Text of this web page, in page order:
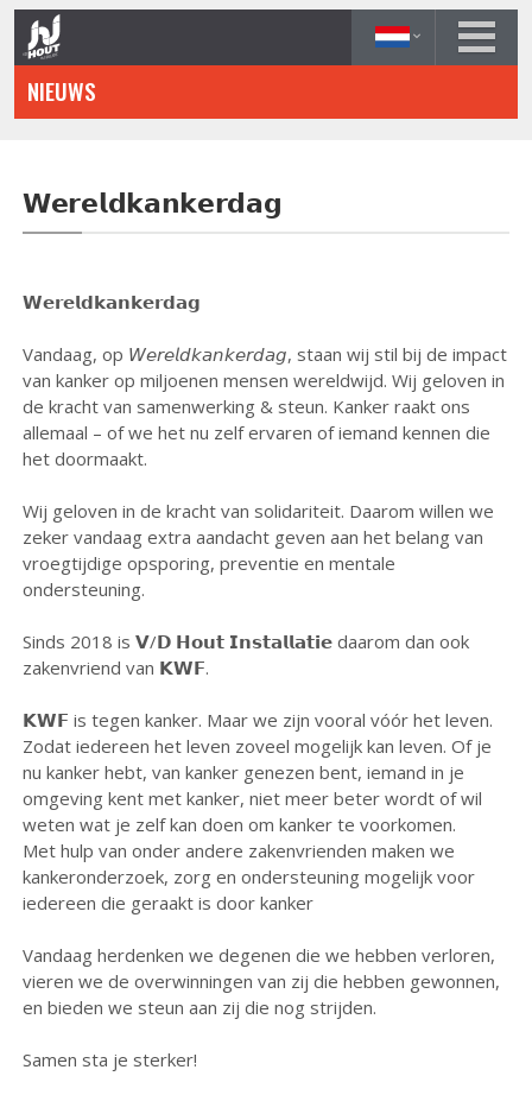
Overslaan
naar
inhoud
NIEUWS
𝗪𝗲𝗿𝗲𝗹𝗱𝗸𝗮𝗻𝗸𝗲𝗿𝗱𝗮𝗴
𝗪𝗲𝗿𝗲𝗹𝗱𝗸𝗮𝗻𝗸𝗲𝗿𝗱𝗮𝗴
Vandaag, op 𝘞𝘦𝘳𝘦𝘭𝘥𝘬𝘢𝘯𝘬𝘦𝘳𝘥𝘢𝘨, staan wij stil bij de impact
van kanker op miljoenen mensen wereldwijd. Wij geloven in
de kracht van samenwerking & steun. Kanker raakt ons
allemaal – of we het nu zelf ervaren of iemand kennen die
het doormaakt.
Wij geloven in de kracht van solidariteit. Daarom willen we
zeker vandaag extra aandacht geven aan het belang van
vroegtijdige opsporing, preventie en mentale
ondersteuning.
Sinds 2018 is 𝗩/𝗗 𝗛𝗼𝘂𝘁 𝗜𝗻𝘀𝘁𝗮𝗹𝗹𝗮𝘁𝗶𝗲 daarom dan ook
zakenvriend van 𝗞𝗪𝗙.
𝗞𝗪𝗙 is tegen kanker. Maar we zijn vooral vóór het leven.
Zodat iedereen het leven zoveel mogelijk kan leven. Of je
nu kanker hebt, van kanker genezen bent, iemand in je
omgeving kent met kanker, niet meer beter wordt of wil
weten wat je zelf kan doen om kanker te voorkomen.
Met hulp van onder andere zakenvrienden maken we
kankeronderzoek, zorg en ondersteuning mogelijk voor
iedereen die geraakt is door kanker
Vandaag herdenken we degenen die we hebben verloren,
vieren we de overwinningen van zij die hebben gewonnen,
en bieden we steun aan zij die nog strijden.
Samen sta je sterker!